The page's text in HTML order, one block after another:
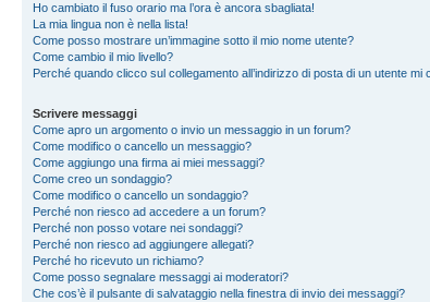
Ho cambiato il fuso orario ma l’ora è ancora sbagliata!
La mia lingua non è nella lista!
Come posso mostrare un’immagine sotto il mio nome utente?
Come cambio il mio livello?
Perché quando clicco sul collegamento all’indirizzo di posta di un utente
Scrivere messaggi
Come apro un argomento o invio un messaggio in un forum?
Come modifico o cancello un messaggio?
Come aggiungo una firma ai miei messaggi?
Come creo un sondaggio?
Come modifico o cancello un sondaggio?
Perché non riesco ad accedere a un forum?
Perché non posso votare nei sondaggi?
Perché non riesco ad aggiungere allegati?
Perché ho ricevuto un richiamo?
Come posso segnalare messaggi ai moderatori?
Che cos’è il pulsante di salvataggio nella finestra di invio dei messaggi?